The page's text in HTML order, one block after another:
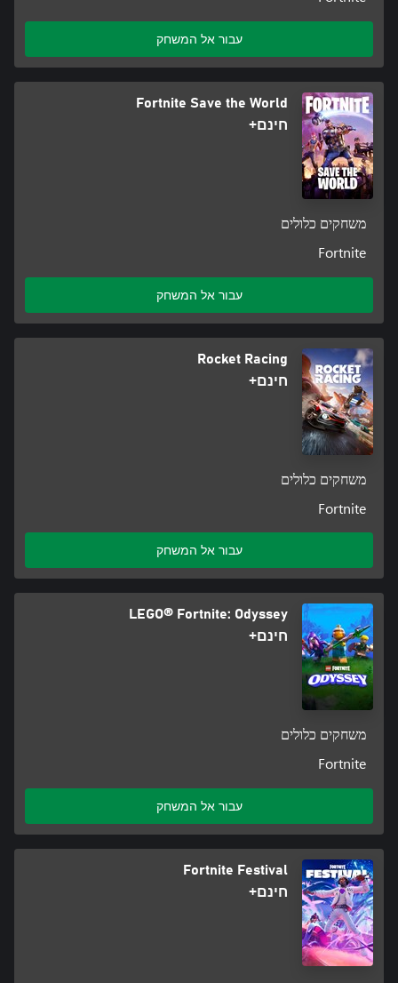
עבור אל המשחק
Fortnite Save the World
חינם+
משחקים כלולים
Fortnite
עבור אל המשחק
Rocket Racing
חינם+
משחקים כלולים
Fortnite
עבור אל המשחק
LEGO® Fortnite: Odyssey
חינם+
משחקים כלולים
Fortnite
עבור אל המשחק
Fortnite Festival
חינם+